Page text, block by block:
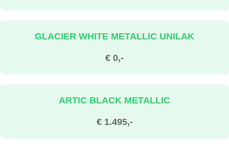
€ 0,-
GLACIER WHITE METALLIC UNILAK
€ 1.495,-
ARTIC BLACK METALLIC